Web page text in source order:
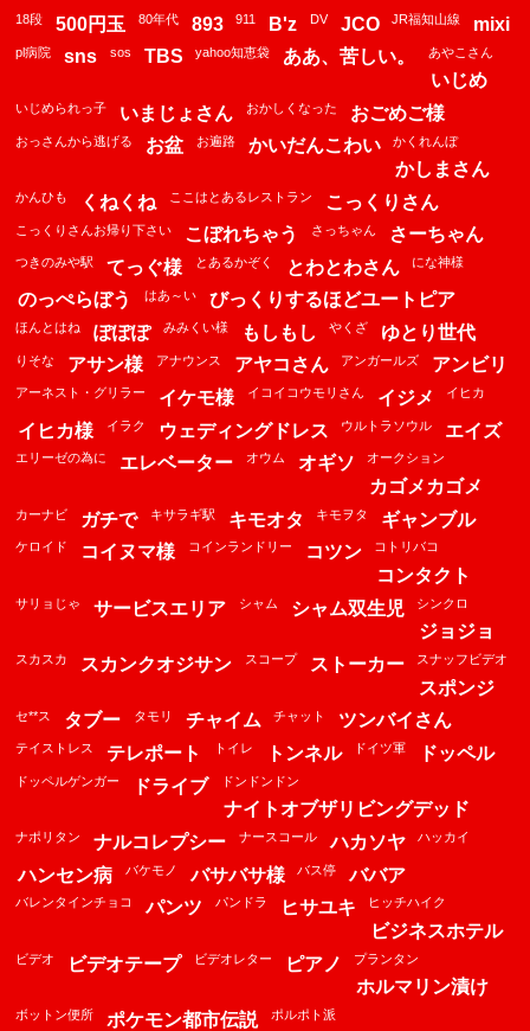
18段 500円玉 80年代 893 911 B'z DV JCO JR福知山線 mixi
pl病院 sns sos TBS yahoo知恵袋 ああ、苦しい。 あやこさん
いじめ
いじめられっ子 いまじょさん おかしくなった おごめご様
おっさんから逃げる お盆 お遍路 かいだんこわい かくれんぼ
かしまさん
かんひも くねくね ここはとあるレストラン こっくりさん
こっくりさんお帰り下さい こぼれちゃう さっちゃん さーちゃん
つきのみや駅 てっぐ様 とあるかぞく とわとわさん にな神様
のっぺらぼう はあ～い びっくりするほどユートピア
ほんとはね ぽぽぽ みみくい様 もしもし やくざ ゆとり世代
りそな アサン様 アナウンス アヤコさん アンガールズ アンビリ
アーネスト・グリラー イケモ様 イコイコウモリさん イジメ イヒカ
イヒカ様 イラク ウェディングドレス ウルトラソウル エイズ
エリーゼの為に エレベーター オウム オギソ オークション
カゴメカゴメ
カーナビ ガチで キサラギ駅 キモオタ キモヲタ ギャンブル
ケロイド コイヌマ様 コインランドリー コツン コトリバコ
コンタクト
サリョじゃ サービスエリア シャム シャム双生児 シンクロ
ジョジョ
スカスカ スカンクオジサン スコープ ストーカー スナッフビデオ
スポンジ
セ**ス タブー タモリ チャイム チャット ツンバイさん
テイストレス テレポート トイレ トンネル ドイツ軍 ドッペル
ドッペルゲンガー ドライブ ドンドンドン
ナイトオブザリビングデッド
ナポリタン ナルコレプシー ナースコール ハカソヤ ハッカイ
ハンセン病 バケモノ バサバサ様 バス停 ババア
バレンタインチョコ パンツ パンドラ ヒサユキ ヒッチハイク
ビジネスホテル
ビデオ ビデオテープ ビデオレター ピアノ プランタン
ホルマリン漬け
ボットン便所 ポケモン都市伝説 ポルポト派